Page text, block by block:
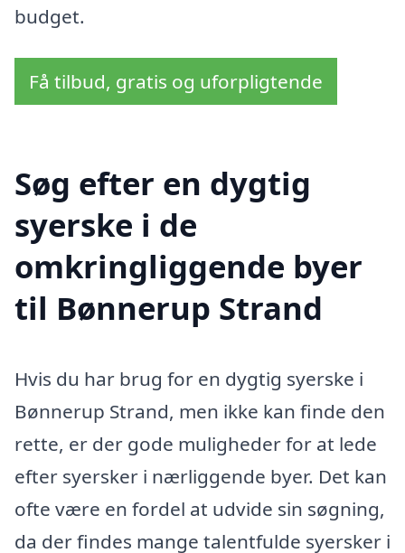
budget.
Få tilbud, gratis og uforpligtende
Søg efter en dygtig
syerske i de
omkringliggende byer
til Bønnerup Strand
Hvis du har brug for en dygtig syerske i
Bønnerup Strand, men ikke kan finde den
rette, er der gode muligheder for at lede
efter syersker i nærliggende byer. Det kan
ofte være en fordel at udvide sin søgning,
da der findes mange talentfulde syersker i